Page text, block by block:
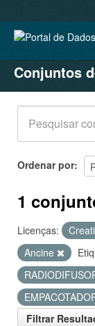
CONJUNTOS
GRUPOS
SOBRE
Conjuntos
Ordenar por
1
Licenças:
Ancine
Filtrar